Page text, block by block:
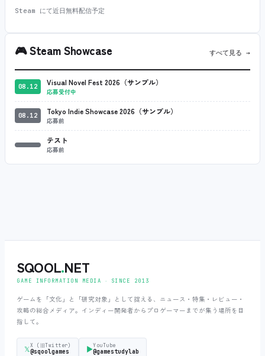
Steam にて近日無料配信予定
🎮Steam Showcase すべて見る →
08.12 Visual Novel Fest 2026（サンプル）
応募受付中
08.12 Tokyo Indie Showcase 2026（サンプル）
応募前
テスト
応募前
SQOOL.NET
GAME INFORMATION MEDIA ‧ SINCE 2013
ゲームを「文化」と「研究対象」として捉える、ニュース・特集・レビュー・
攻略の総合メディア。インディー開発者からプロゲーマーまでが集う場所を目
指して。
𝕏X (旧Twitter)
@sqoolgames ▶YouTube
@gamestudylab